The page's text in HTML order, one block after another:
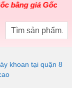
giá Gốccho các
khoan tại quận 8